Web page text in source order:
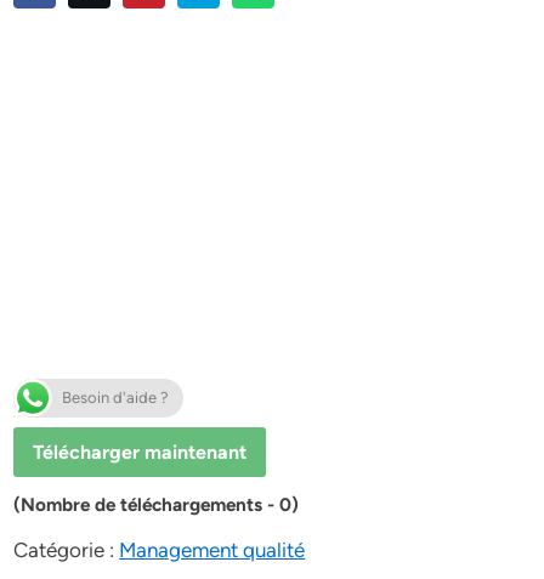
Besoin d'aide ?
Télécharger maintenant
(Nombre de téléchargements - 0)
Catégorie : Management qualité